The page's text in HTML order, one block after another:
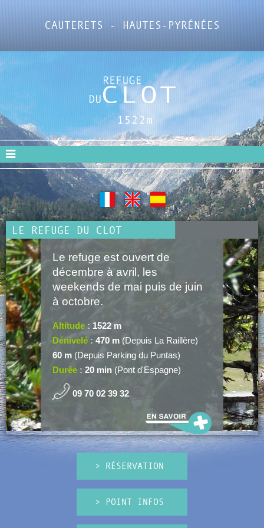
CAUTERETS - HAUTES-PYRÉNÉES
LE REFUGE DU CLOT
Le refuge est ouvert de
décembre à avril, les
weekends de mai puis de juin
à octobre.
Altitude : 1522 m
Dénivelé : 470 m (Depuis La Raillère)
60 m (Depuis Parking du Puntas)
Durée : 20 min (Pont d'Espagne)
09 70 02 39 32
> RÉSERVATION
> POINT INFOS